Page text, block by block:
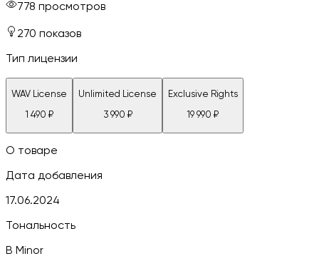
778 просмотров
270 показов
Тип лицензии
WAV License
1 490 ₽
Unlimited License
3 990 ₽
Exclusive Rights
19 990 ₽
О товаре
Дата добавления
17.06.2024
Тональность
B Minor